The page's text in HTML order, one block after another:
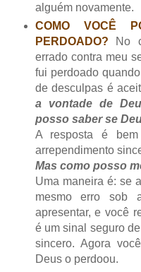
alguém novamente.
COMO VOCÊ
PERDOADO? No
errado contra meu
fui perdoado
de desculpas é
a vontade de
posso saber se
A resposta é
arrependimento
Mas como posso
Uma maneira é: se
mesmo erro sob
apresentar, e você
é um sinal seguro
sincero. Agora
Deus o perdoou.